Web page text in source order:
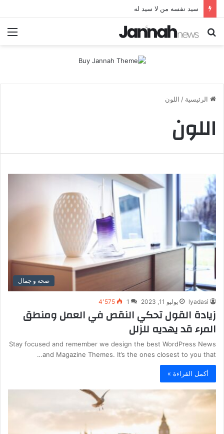
سيد نفسه من لا سيد له
بحث
الرئيسية / اللون
اللون
صحة و جمال
lyadasi يوليو 11, 2023 1 4٬575
زيادة القول تحكي النقص في العمل ومنطق
المرء قد يهديه للزلل
Stay focused and remember we design the best WordPress News
and Magazine Themes. It’s the ones closest to you that…
أكمل القراءة »